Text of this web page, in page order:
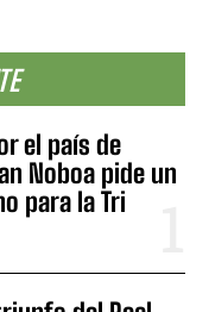
el país de
Noboa pide un
para la Tri